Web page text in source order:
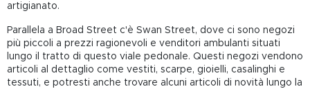
artigianato.
Parallela a Broad Street c'è Swan Street, dove ci sono negozi
più piccoli a prezzi ragionevoli e venditori ambulanti situati
lungo il tratto di questo viale pedonale. Questi negozi vendono
articoli al dettaglio come vestiti, scarpe, gioielli, casalinghi e
tessuti, e potresti anche trovare alcuni articoli di novità lungo la